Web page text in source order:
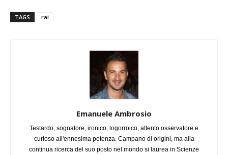
TAGS rai
Emanuele Ambrosio
Testardo, sognatore, ironico, logorroico, attento osservatore e
curioso all'ennesima potenza. Campano di origini, ma alla
continua ricerca del suo posto nel mondo si laurea in Scienze